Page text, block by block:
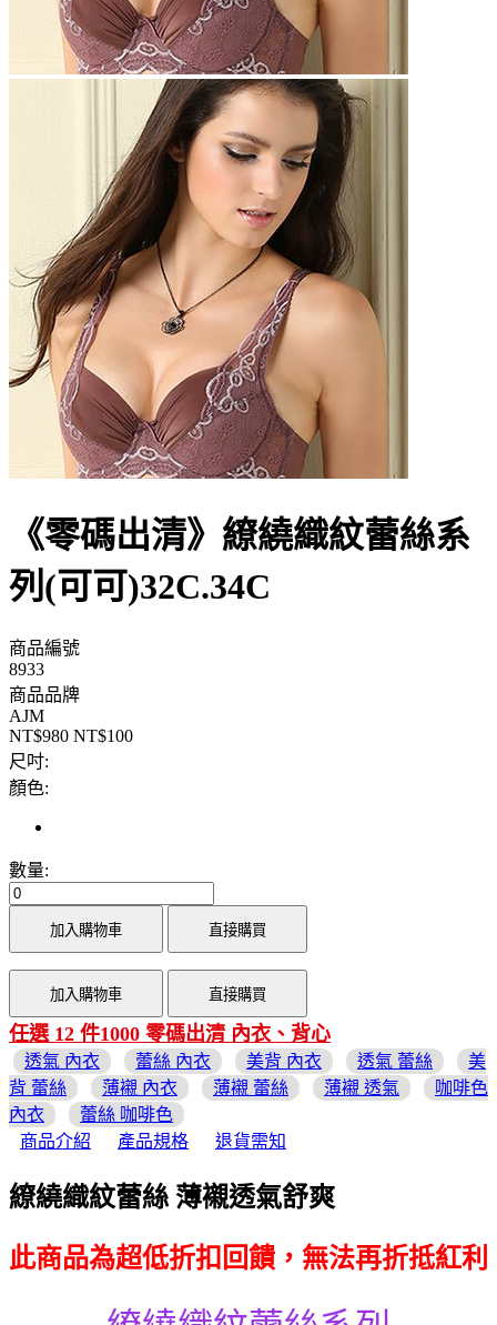
《零碼出清》繚繞織紋蕾絲系
列(可可)32C.34C
商品編號
8933
商品品牌
AJM
NT$980 NT$100
尺吋:
顏色:
數量:
加入購物車 直接購買
加入購物車 直接購買
任選 12 件1000 零碼出清 內衣、背心
透氣 內衣 蕾絲 內衣 美背 內衣 透氣 蕾絲
美
背 蕾絲
薄襯 內衣 薄襯 蕾絲 薄襯 透氣
咖啡色
內衣
蕾絲 咖啡色
商品介紹
產品規格 退貨需知
繚繞織紋蕾絲 薄襯透氣舒爽
此商品為超低折扣回饋，無法再折抵紅利